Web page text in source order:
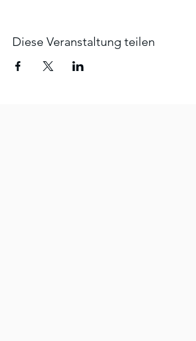
Diese Veranstaltung teilen